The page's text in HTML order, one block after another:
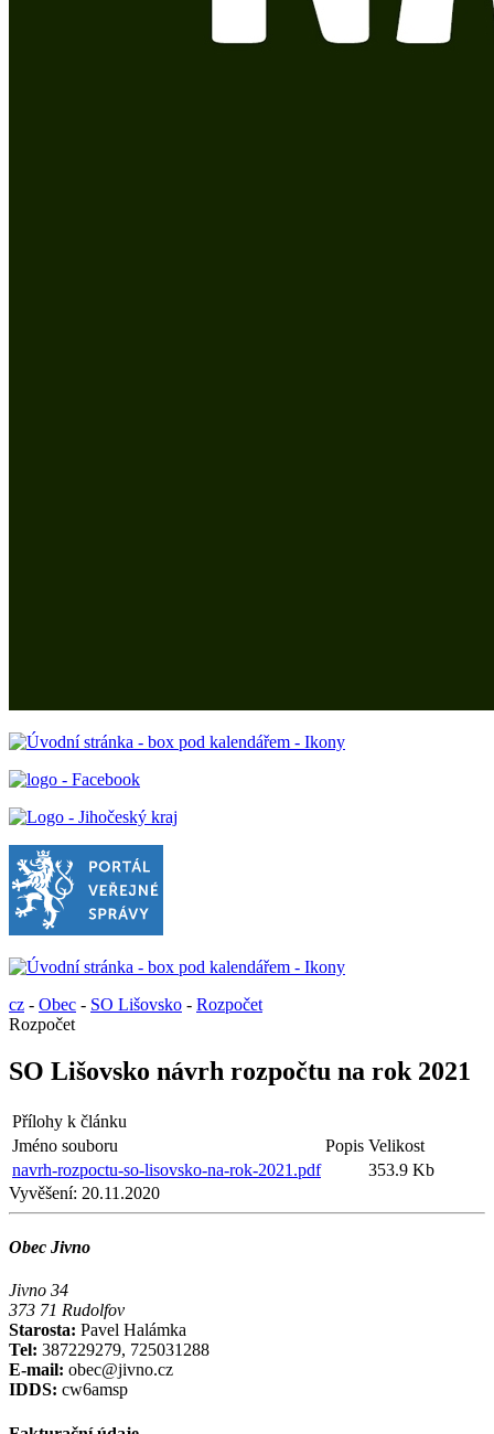
cz - Obec - SO Lišovsko - Rozpočet
Rozpočet
SO Lišovsko návrh rozpočtu na rok 2021
Přílohy k článku
Jméno souboru
Popis Velikost
navrh-rozpoctu-so-lisovsko-na-rok-2021.pdf
353.9 Kb
Vyvěšení: 20.11.2020
Obec Jivno
Jivno 34
373 71 Rudolfov
Starosta: Pavel Halámka
Tel: 387229279, 725031288
E-mail: obec@jivno.cz
IDDS: cw6amsp